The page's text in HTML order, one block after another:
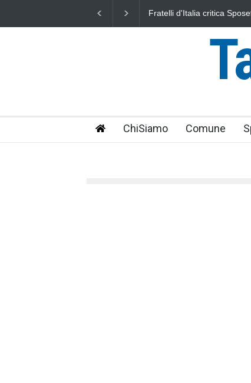
per l'aumento dell'addizionale
L'Università della Tuscia e
ChiSiamo Comune